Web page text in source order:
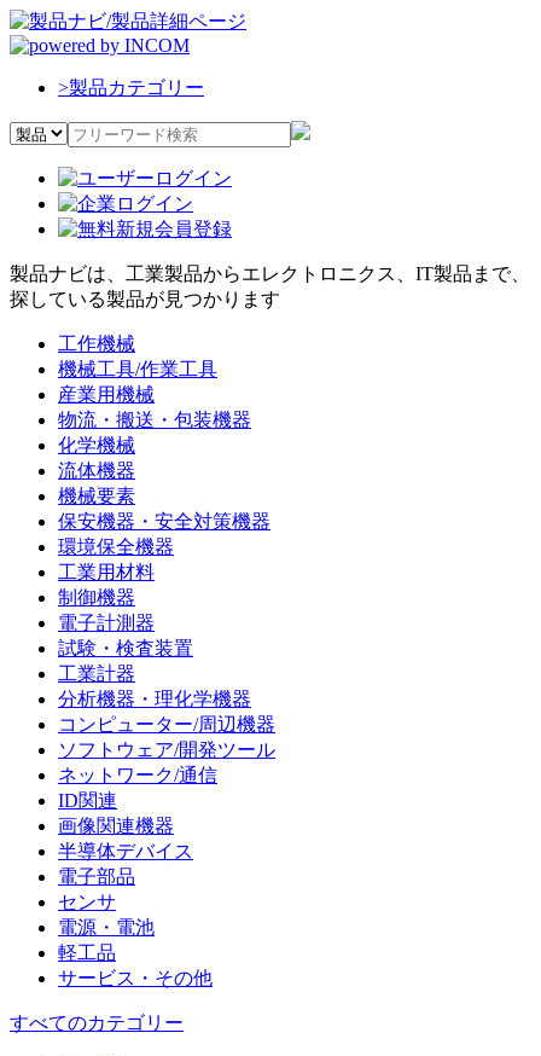
>製品カテゴリー
製品ナビは、工業製品からエレクトロニクス、IT製品まで、
探している製品が見つかります
工作機械
機械工具/作業工具
産業用機械
物流・搬送・包装機器
化学機械
流体機器
機械要素
保安機器・安全対策機器
環境保全機器
工業用材料
制御機器
電子計測器
試験・検査装置
工業計器
分析機器・理化学機器
コンピューター/周辺機器
ソフトウェア/開発ツール
ネットワーク/通信
ID関連
画像関連機器
半導体デバイス
電子部品
センサ
電源・電池
軽工品
サービス・その他
すべてのカテゴリー